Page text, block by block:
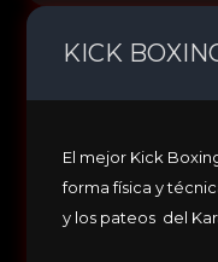
KICK
El mejor Kick
forma física y
y los pateos del